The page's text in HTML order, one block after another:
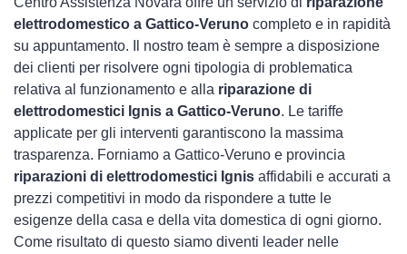
elettrodomestico a Gattico-Veruno completo e in rapidità
su appuntamento. Il nostro team è sempre a disposizione
dei clienti per risolvere ogni tipologia di problematica
relativa al funzionamento e alla riparazione di
elettrodomestici Ignis a Gattico-Veruno. Le tariffe
applicate per gli interventi garantiscono la massima
trasparenza. Forniamo a Gattico-Veruno e provincia
riparazioni di elettrodomestici Ignis affidabili e accurati a
prezzi competitivi in modo da rispondere a tutte le
esigenze della casa e della vita domestica di ogni giorno.
Come risultato di questo siamo diventi leader nelle